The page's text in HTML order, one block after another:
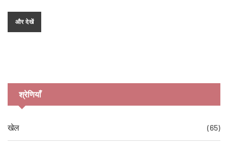
और देखें
श्रेणियाँ
खेल (65)